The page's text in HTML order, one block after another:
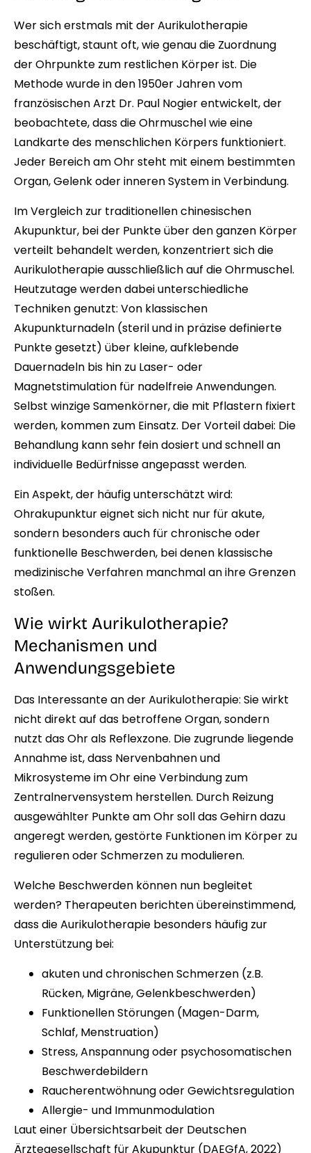
Wer sich erstmals mit der Aurikulotherapie
beschäftigt, staunt oft, wie genau die Zuordnung
der Ohrpunkte zum restlichen Körper ist. Die
Methode wurde in den 1950er Jahren vom
französischen Arzt Dr. Paul Nogier entwickelt, der
beobachtete, dass die Ohrmuschel wie eine
Landkarte des menschlichen Körpers funktioniert.
Jeder Bereich am Ohr steht mit einem bestimmten
Organ, Gelenk oder inneren System in Verbindung.
Im Vergleich zur traditionellen chinesischen
Akupunktur, bei der Punkte über den ganzen Körper
verteilt behandelt werden, konzentriert sich die
Aurikulotherapie ausschließlich auf die Ohrmuschel.
Heutzutage werden dabei unterschiedliche
Techniken genutzt: Von klassischen
Akupunkturnadeln (steril und in präzise definierte
Punkte gesetzt) über kleine, aufklebende
Dauernadeln bis hin zu Laser- oder
Magnetstimulation für nadelfreie Anwendungen.
Selbst winzige Samenkörner, die mit Pflastern fixiert
werden, kommen zum Einsatz. Der Vorteil dabei: Die
Behandlung kann sehr fein dosiert und schnell an
individuelle Bedürfnisse angepasst werden.
Ein Aspekt, der häufig unterschätzt wird:
Ohrakupunktur eignet sich nicht nur für akute,
sondern besonders auch für chronische oder
funktionelle Beschwerden, bei denen klassische
medizinische Verfahren manchmal an ihre Grenzen
stoßen.
Wie wirkt Aurikulotherapie?
Mechanismen und
Anwendungsgebiete
Das Interessante an der Aurikulotherapie: Sie wirkt
nicht direkt auf das betroffene Organ, sondern
nutzt das Ohr als Reflexzone. Die zugrunde liegende
Annahme ist, dass Nervenbahnen und
Mikrosysteme im Ohr eine Verbindung zum
Zentralnervensystem herstellen. Durch Reizung
ausgewählter Punkte am Ohr soll das Gehirn dazu
angeregt werden, gestörte Funktionen im Körper zu
regulieren oder Schmerzen zu modulieren.
Welche Beschwerden können nun begleitet
werden? Therapeuten berichten übereinstimmend,
dass die Aurikulotherapie besonders häufig zur
Unterstützung bei:
akuten und chronischen Schmerzen (z.B.
Rücken, Migräne, Gelenkbeschwerden)
Funktionellen Störungen (Magen-Darm,
Schlaf, Menstruation)
Stress, Anspannung oder psychosomatischen
Beschwerdebildern
Raucherentwöhnung oder Gewichtsregulation
Allergie- und Immunmodulation
Laut einer Übersichtsarbeit der Deutschen
Ärztegesellschaft für Akupunktur (DAEGfA, 2022)